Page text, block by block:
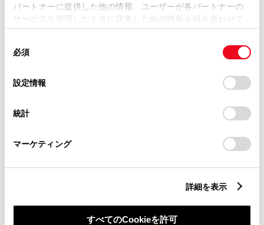
パートナーに提供した他の情報、ユーザーが各パートナーの
サービスを使用したときに収集した他の情報を組み合わせて
使用することがあります。当ウェブサイトの使用を続行する
デバイスにすべてのCookie(クッキー)が保存されることに同
意したことになります。Cookie(クッキー)のオプトアウト、
設定の変更、同意を撤回したりするにあたっては、当社の
「Cookie（クッキー）情報の取り扱いについて
」をご覧くだ
必須
設定情報
統計
マーケティング
詳細を表示
すべてのCookieを許可
受付：10:00～18:00
（長期連休などの当社指定日を除く）
画面右下の
い。
チャットでのお問い合わせはお待たせ
時間が少なくご案内が可能です。